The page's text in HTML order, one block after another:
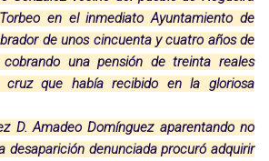
en el inmediato Ayuntamiento de
de unos cincuenta y cuatro años de
una pensión de treinta reales
cruz que había recibido en la gloriosa
D. Amadeo Domínguez aparentando no
desaparición denunciada procuró adquirir